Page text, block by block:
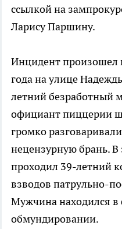
ссылкой на
Ларису Паршину.
Инцидент произошел
года на улице
летний безработный
официант пиццерии
громко
нецензурную брань.
проходил 39-летний
взводов патрульно-
Мужчина находился
обмундировании.